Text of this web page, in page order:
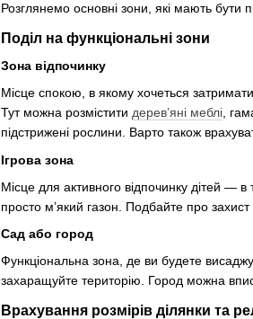
Розглянемо основні зони, які мають бути
Поділ на функціональні зони
Зона відпочинку
Місце спокою, в якому хочеться
Тут можна розмістити дерев’яні меблі ,
підстрижені рослини. Варто також
Ігрова зона
Місце для активного відпочинку дітей —
просто м’який газон. Подбайте про захист
Сад або город
Функціональна зона, де ви будете
захаращуйте територію. Город можна
Врахування розмірів ділянки та